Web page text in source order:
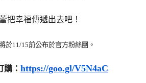
把幸福傳遞出去吧！
於11/15前公布於官方粉絲團。
： https://goo.gl/V5N4aC